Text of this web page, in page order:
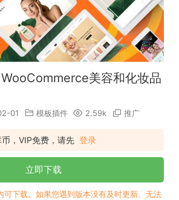
美容和化妆品
01 模板插件 2.59k 推广
币，VIP免费，请先 登录
立即下载
可下载。如果您遇到版本没有及时更新、无法